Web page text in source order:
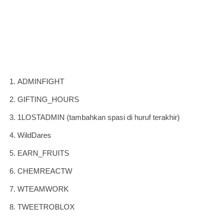
ADMINFIGHT
GIFTING_HOURS
1LOSTADMIN (tambahkan spasi di huruf terakhir)
WildDares
EARN_FRUITS
CHEMREACTW
WTEAMWORK
TWEETROBLOX